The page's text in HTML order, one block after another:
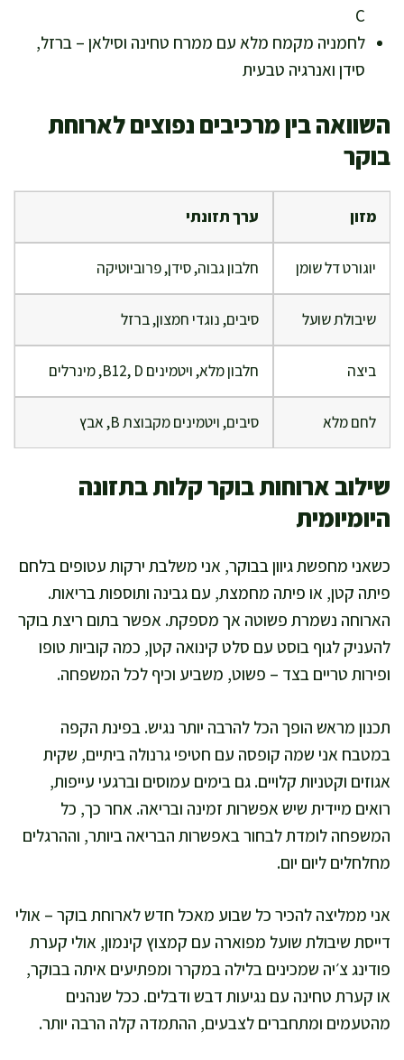
C
לחמניה מקמח מלא עם ממרח טחינה וסילאן – ברזל,
סידן ואנרגיה טבעית
השוואה בין מרכיבים נפוצים לארוחת
בוקר
מזון ערך תזונתי
יוגורט דל שומן חלבון גבוה, סידן, פרוביוטיקה
שיבולת שועל סיבים, נוגדי חמצון, ברזל
ביצה חלבון מלא, ויטמינים B12, D, מינרלים
לחם מלא סיבים, ויטמינים מקבוצת B, אבץ
שילוב ארוחות בוקר קלות בתזונה
היומיומית
כשאני מחפשת גיוון בבוקר, אני משלבת ירקות עטופים בלחם
פיתה קטן, או פיתה מחמצת, עם גבינה ותוספות בריאות.
הארוחה נשמרת פשוטה אך מספקת. אפשר בתום ריצת בוקר
להעניק לגוף בוסט עם סלט קינואה קטן, כמה קוביות טופו
ופירות טריים בצד – פשוט, משביע וכיף לכל המשפחה.
תכנון מראש הופך הכל להרבה יותר נגיש. בפינת הקפה
במטבח אני שמה קופסה עם חטיפי גרנולה ביתיים, שקית
אגוזים וקטניות קלויים. גם בימים עמוסים וברגעי עייפות,
רואים מיידית שיש אפשרות זמינה ובריאה. אחר כך, כל
המשפחה לומדת לבחור באפשרות הבריאה ביותר, וההרגלים
מחלחלים ליום יום.
אני ממליצה להכיר כל שבוע מאכל חדש לארוחת בוקר – אולי
דייסת שיבולת שועל מפוארה עם קמצוץ קינמון, אולי קערת
פודינג צ׳יה שמכינים בלילה במקרר ומפתיעים איתה בבוקר,
או קערת טחינה עם נגיעות דבש ודבלים. ככל שנהנים
מהטעמים ומתחברים לצבעים, ההתמדה קלה הרבה יותר.